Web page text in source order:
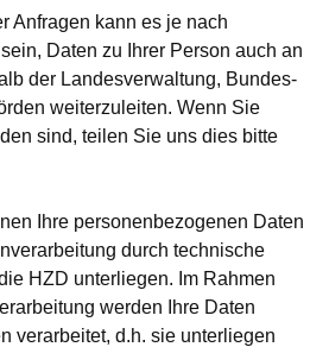
Anfragen kann es je nach
Daten zu Ihrer Person auch an
der Landesverwaltung, Bundes-
weiterzuleiten. Wenn Sie
sind, teilen Sie uns dies bitte
Ihre personenbezogenen Daten
durch technische
HZD unterliegen. Im Rahmen
werden Ihre Daten
verarbeitet, d.h. sie unterliegen